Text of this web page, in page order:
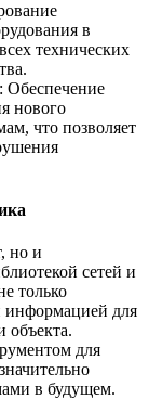
в
технических
: Обеспечение
нового
что позволяет
но и
сетей и
только
информацией для
объекта.
для
в будущем.